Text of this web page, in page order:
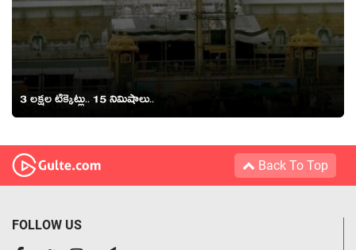
3 ల‌క్ష‌ల టిక్కెట్లు.. 15 నిమిషాలు..
Back To Top
FOLLOW US